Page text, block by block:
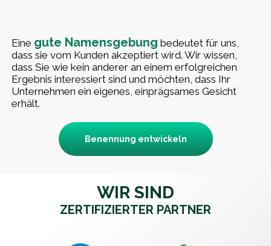
Eine gute Namensgebung bedeutet für uns,
dass sie vom Kunden akzeptiert wird. Wir wissen,
dass Sie wie kein anderer an einem erfolgreichen
Ergebnis interessiert sind und möchten, dass Ihr
Unternehmen ein eigenes, einprägsames Gesicht
erhält.
Benennung entwickeln
WIR SIND
ZERTIFIZIERTER PARTNER